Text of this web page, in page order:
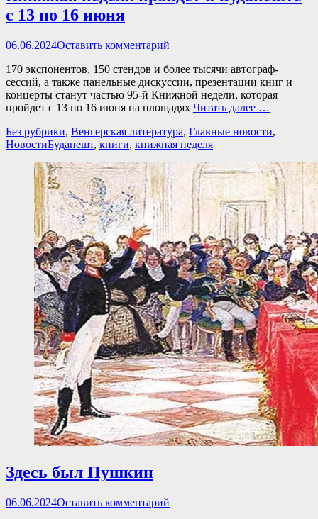
с 13 по 16 июня
Опубликовано
06.06.2024Оставить комментарий
170 экспонентов, 150 стендов и более тысячи автограф-
сессий, а также панельные дискуссии, презентации книг и
концерты станут частью 95-й Книжной недели, которая
пройдет с 13 по 16 июня на площадях Читать далее …
Категории
Без рубрики, Венгерская литература, Главные новости,
НовостиТеги
Будапешт, книги, книжная неделя
Здесь был Пушкин
Опубликовано
06.06.2024Оставить комментарий